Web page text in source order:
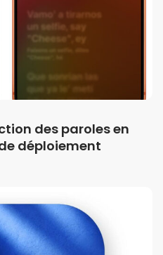
des paroles en
déploiement